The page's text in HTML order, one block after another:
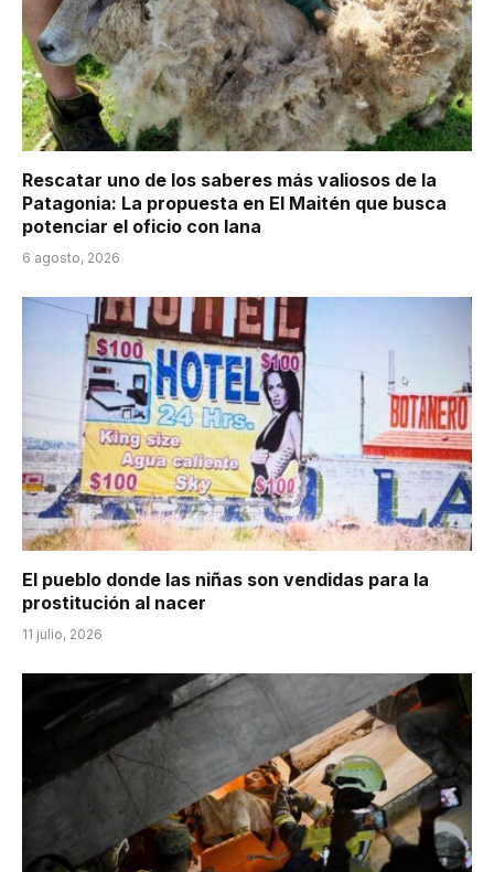
Rescatar uno de los saberes más valiosos de la
Patagonia: La propuesta en El Maitén que busca
potenciar el oficio con lana
6 agosto, 2026
El pueblo donde las niñas son vendidas para la
prostitución al nacer
11 julio, 2026